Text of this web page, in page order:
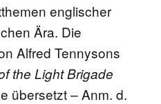
englischer
Ära. Die
Alfred Tennysons
the Light Brigade
übersetzt – Anm. d.